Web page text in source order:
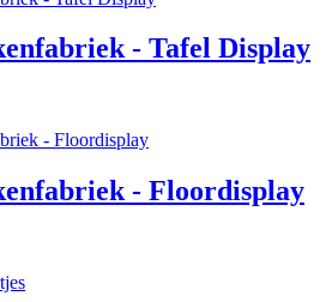
- Tafel Display
- Floordisplay